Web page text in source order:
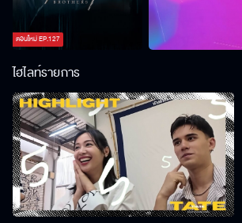
ตอนใหม่EP.127
ไฮไลท์รายการ